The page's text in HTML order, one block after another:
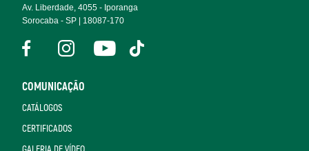
Av. Liberdade, 4055 - Iporanga
Sorocaba - SP | 18087-170
COMUNICAÇÃO
CATÁLOGOS
CERTIFICADOS